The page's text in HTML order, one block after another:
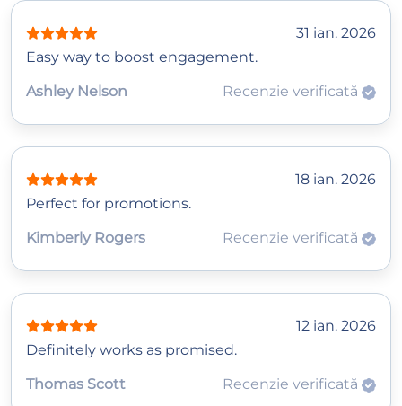
31 ian. 2026
Easy way to boost engagement.
Ashley Nelson
Recenzie verificată
18 ian. 2026
Perfect for promotions.
Kimberly Rogers
Recenzie verificată
12 ian. 2026
Definitely works as promised.
Thomas Scott
Recenzie verificată